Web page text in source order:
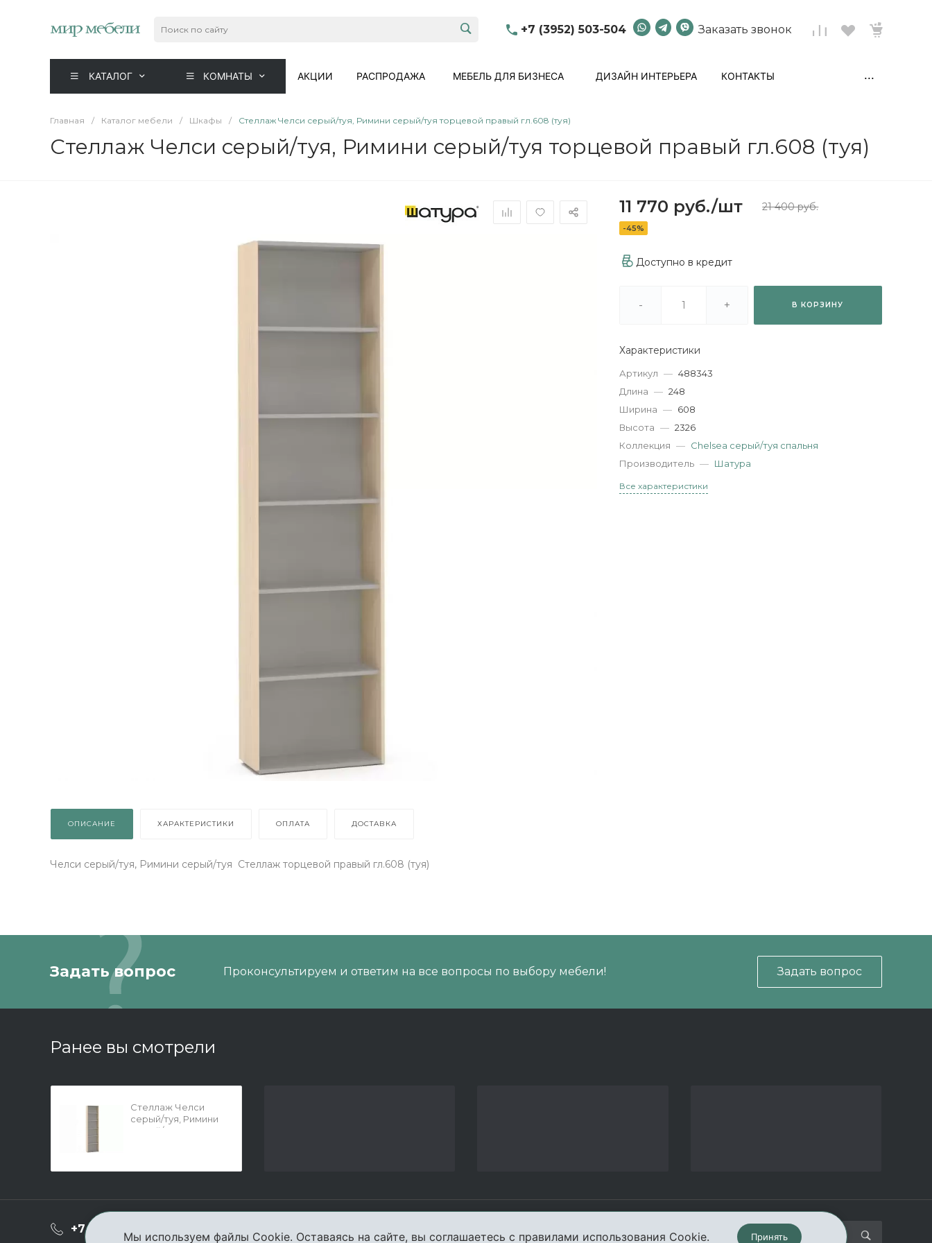
+7 (3952) 503-504 Заказать звонок
КАТАЛОГ КОМНАТЫ АКЦИИ РАСПРОДАЖА МЕБЕЛЬ ДЛЯ БИЗНЕСА ДИЗАЙН ИНТЕРЬЕРА КОНТАКТЫ ...
Главная / Каталог мебели / Шкафы / Стеллаж Челси серый/туя, Римини серый/туя торцевой правый гл.608 (туя)
Стеллаж Челси серый/туя, Римини серый/туя торцевой правый гл.608 (туя)
11 770 руб./шт 21 400 руб.
-45%
Доступно в кредит
- + В КОРЗИНУ
Характеристики
Артикул — 488343
Длина — 248
Ширина — 608
Высота — 2326
Коллекция — Chelsea серый/туя спальня
Производитель — Шатура
Все характеристики
ОПИСАНИЕ ХАРАКТЕРИСТИКИ ОПЛАТА ДОСТАВКА
Челси серый/туя, Римини серый/туя Стеллаж торцевой правый гл.608 (туя)
Задать вопрос Проконсультируем и ответим на все вопросы по выбору мебели! Задать вопрос
Ранее вы смотрели
Стеллаж Челси
серый/туя, Римини
серый/туя
+7 (3952) 503-504
Мы используем файлы Cookie. Оставаясь на сайте, вы соглашаетесь с правилами использования Cookie. Принять